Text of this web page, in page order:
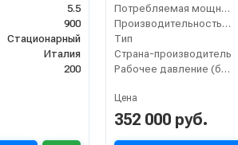
5.5
900
Стационарный
Италия
200
Потребляемая мощность (кВт)
Производительность (л/ч)
Тип
Страна-производитель
Рабочее давление (бар)
Цена
352 000 руб.